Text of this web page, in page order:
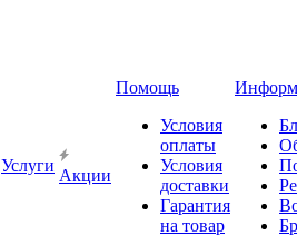
Услуги
Акции
Помощь
Условия
оплаты
Условия
доставки
Гарантия
на товар